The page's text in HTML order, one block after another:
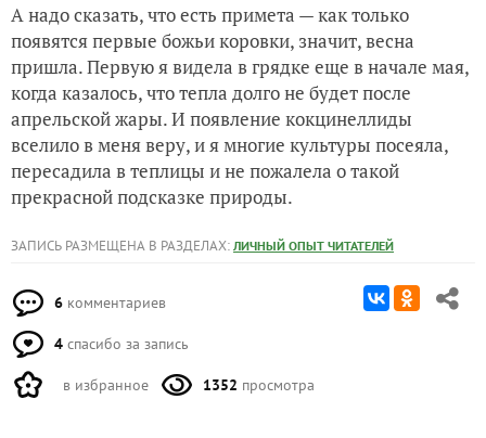
А надо сказать, что есть примета — как только
появятся первые божьи коровки, значит, весна
пришла. Первую я видела в грядке еще в начале мая,
когда казалось, что тепла долго не будет после
апрельской жары. И появление кокцинеллиды
вселило в меня веру, и я многие культуры посеяла,
пересадила в теплицы и не пожалела о такой
прекрасной подсказке природы.
ЗАПИСЬ РАЗМЕЩЕНА В РАЗДЕЛАХ: ЛИЧНЫЙ ОПЫТ ЧИТАТЕЛЕЙ
6 комментариев
4 спасибо за запись
в избранное 1352 просмотра